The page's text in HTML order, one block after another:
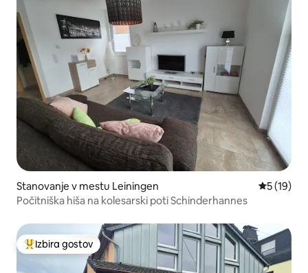
Stanovanje v mestu Leiningen
5 (19)
Počitniška hiša na kolesarski poti Schinderhannes
Najbolj priljubljena prenočišča z značko »Izbira gostov«
Izbira gostov